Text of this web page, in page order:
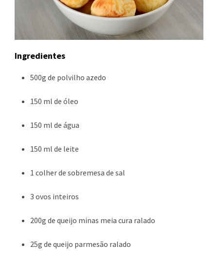
Ingredientes
500g de polvilho azedo
150 ml de óleo
150 ml de água
150 ml de leite
1 colher de sobremesa de sal
3 ovos inteiros
200g de queijo minas meia cura ralado
25g de queijo parmesão ralado